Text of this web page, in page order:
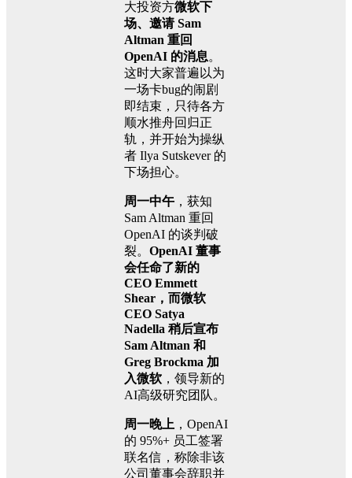
大投资方微软下
场、邀请 Sam
Altman 重回
OpenAI 的消息。
这时大家普遍以为
一场卡bug的闹剧
即结束，只待各方
顺水推舟回归正
轨，并开始为操纵
者 Ilya Sutskever 的
下场担心。
周一中午 ，获知
Sam Altman 重回
OpenAI 的谈判破
裂。 OpenAI 董事
会任命了新的
CEO Emmett
Shear，而微软
CEO Satya
Nadella 稍后宣布
Sam Altman 和
Greg Brockma 加
入微软 ，领导新的
AI高级研究团队。
周一晚上 ，OpenAI
的 95%+ 员工签署
联名信，称除非该
公司董事会辞职并